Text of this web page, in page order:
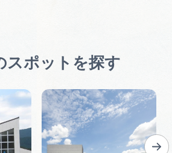
スポットを探す